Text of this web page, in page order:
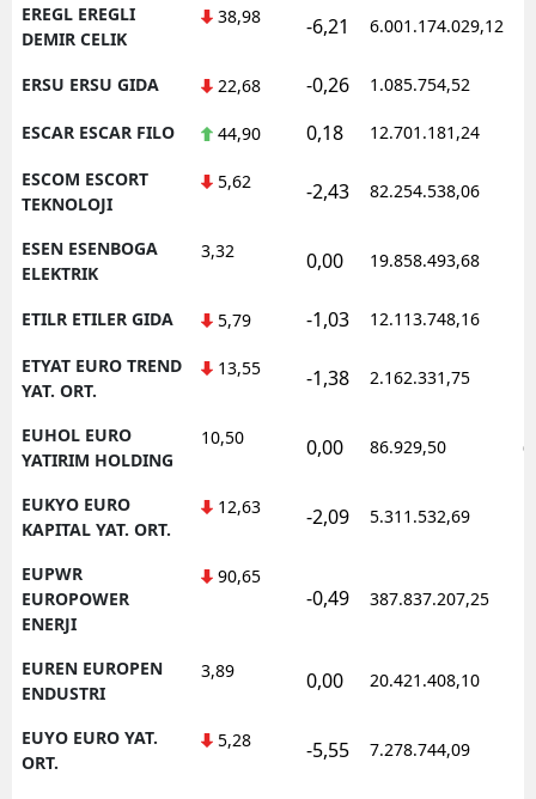
EREGL EREGLI
DEMIR CELIK
38,98 -6,21 6.001.174.029,12
ERSU ERSU GIDA 22,68 -0,26 1.085.754,52
ESCAR ESCAR FILO 44,90 0,18 12.701.181,24
ESCOM ESCORT
TEKNOLOJI
5,62 -2,43 82.254.538,06
ESEN ESENBOGA
ELEKTRIK
3,32 0,00 19.858.493,68
ETILR ETILER GIDA 5,79 -1,03 12.113.748,16
ETYAT EURO TREND
YAT. ORT.
13,55 -1,38 2.162.331,75
EUHOL EURO
YATIRIM HOLDING
10,50 0,00 86.929,50
EUKYO EURO
KAPITAL YAT. ORT.
12,63 -2,09 5.311.532,69
EUPWR
EUROPOWER
ENERJI
90,65
-0,49 387.837.207,25
EUREN EUROPEN
ENDUSTRI
3,89 0,00 20.421.408,10
EUYO EURO YAT.
ORT.
5,28 -5,55 7.278.744,09